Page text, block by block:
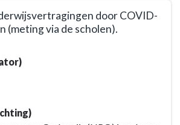
door COVID-
(meting via de scholen).